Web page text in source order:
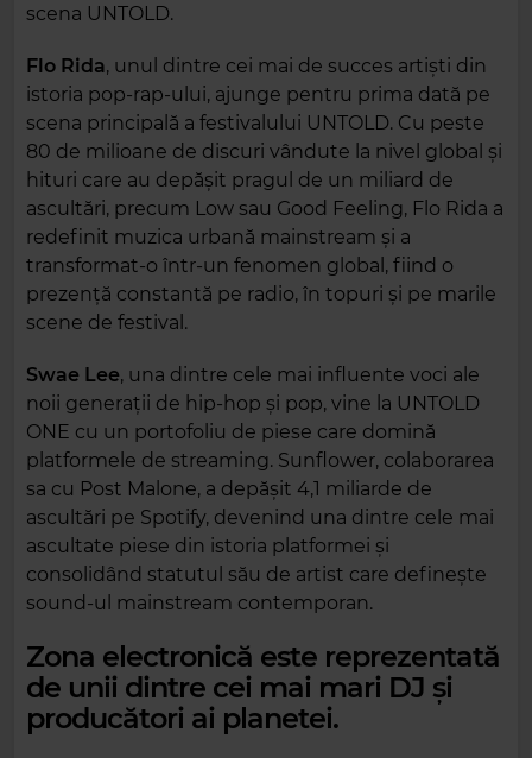
scena UNTOLD.
Flo Rida, unul dintre cei mai de succes artiști din
istoria pop-rap-ului, ajunge pentru prima dată pe
scena principală a festivalului UNTOLD. Cu peste
80 de milioane de discuri vândute la nivel global și
hituri care au depășit pragul de un miliard de
ascultări, precum Low sau Good Feeling, Flo Rida a
redefinit muzica urbană mainstream și a
transformat-o într-un fenomen global, fiind o
prezență constantă pe radio, în topuri și pe marile
scene de festival.
Swae Lee, una dintre cele mai influente voci ale
noii generații de hip-hop și pop, vine la UNTOLD
ONE cu un portofoliu de piese care domină
platformele de streaming. Sunflower, colaborarea
sa cu Post Malone, a depășit 4,1 miliarde de
ascultări pe Spotify, devenind una dintre cele mai
ascultate piese din istoria platformei și
consolidând statutul său de artist care definește
sound-ul mainstream contemporan.
Zona electronică este reprezentată
de unii dintre cei mai mari DJ și
producători ai planetei.